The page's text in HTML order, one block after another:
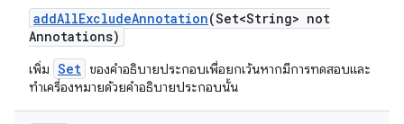
addAllExcludeAnnotation(Set<String> not
Annotations)
เพิ่ม Set ของคำอธิบายประกอบเพื่อยกเว้นหากมีการทดสอบและ
ทำเครื่องหมายด้วยคำอธิบายประกอบนั้น